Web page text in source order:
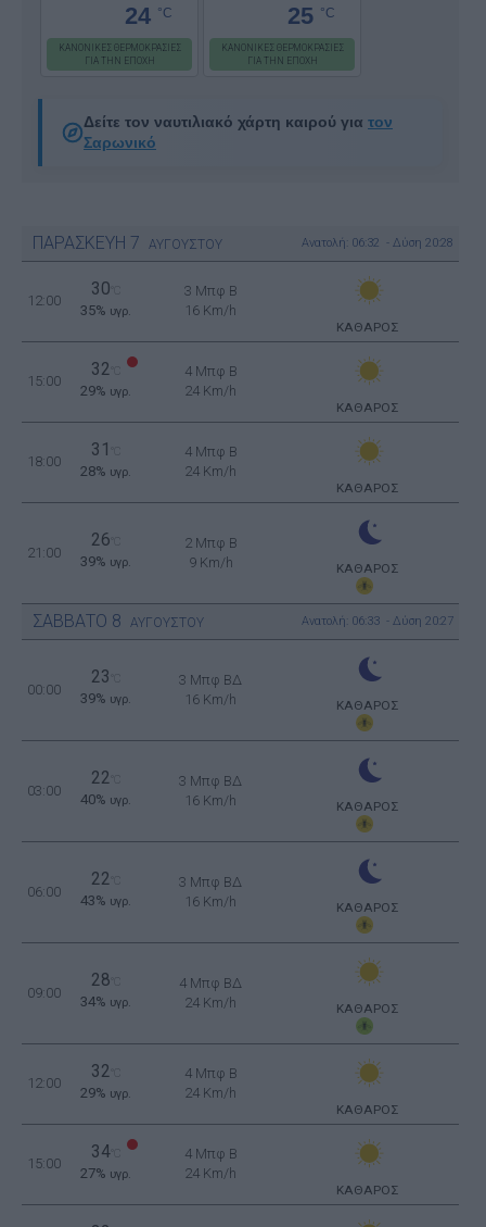
24 °C
ΚΑΝΟΝΙΚΕΣ ΘΕΡΜΟΚΡΑΣΙΕΣ
ΓΙΑ ΤΗΝ ΕΠΟΧΗ
25 °C
ΚΑΝΟΝΙΚΕΣ ΘΕΡΜΟΚΡΑΣΙΕΣ
ΓΙΑ ΤΗΝ ΕΠΟΧΗ
Δείτε τον ναυτιλιακό χάρτη καιρού για τον
Σαρωνικό
ΠΑΡΑΣΚΕΥΗ 7 ΑΥΓΟΥΣΤΟΥ Ανατολή: 06:32 - Δύση 20:28
12:00
30
35% υγρ.
3 Μπφ B
16 Km/h
ΚΑΘΑΡΟΣ
15:00
32
29% υγρ.
4 Μπφ B
24 Km/h
ΚΑΘΑΡΟΣ
18:00
31
28% υγρ.
4 Μπφ B
24 Km/h
ΚΑΘΑΡΟΣ
21:00
26
39% υγρ.
2 Μπφ B
9 Km/h
ΚΑΘΑΡΟΣ
ΣΑΒΒΑΤΟ 8 ΑΥΓΟΥΣΤΟΥ Ανατολή: 06:33 - Δύση 20:27
00:00
23
39% υγρ.
3 Μπφ ΒΔ
16 Km/h
ΚΑΘΑΡΟΣ
03:00
22
40% υγρ.
3 Μπφ ΒΔ
16 Km/h
ΚΑΘΑΡΟΣ
06:00
22
43% υγρ.
3 Μπφ ΒΔ
16 Km/h
ΚΑΘΑΡΟΣ
09:00
28
34% υγρ.
4 Μπφ ΒΔ
24 Km/h
ΚΑΘΑΡΟΣ
12:00
32
29% υγρ.
4 Μπφ B
24 Km/h
ΚΑΘΑΡΟΣ
15:00
34°C
27% υγρ.
4 Μπφ B
24 Km/h
ΚΑΘΑΡΟΣ